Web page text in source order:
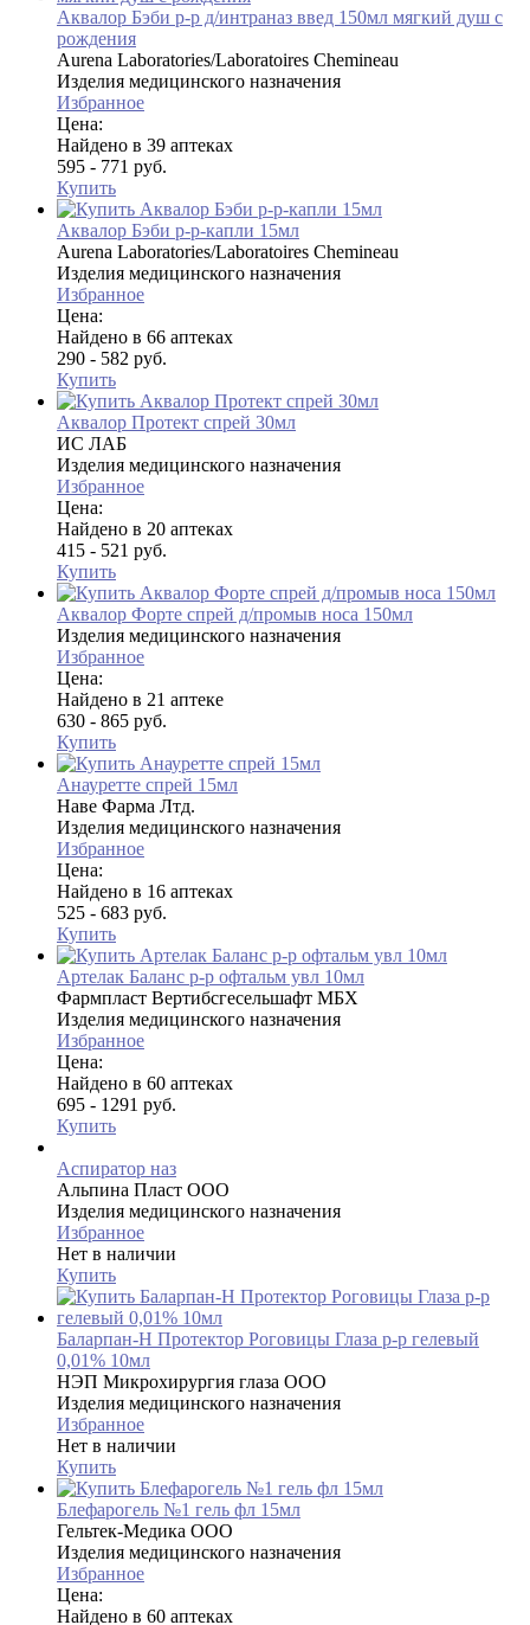
Аквалор Бэби р-р д/интраназ введ 150мл мягкий душ с
рождения
Aurena Laboratories/Laboratoires Chemineau
Изделия медицинского назначения
Избранное
Цена:
Найдено в 39 аптеках
595 - 771 руб.
Купить
Аквалор Бэби р-р-капли 15мл
Aurena Laboratories/Laboratoires Chemineau
Изделия медицинского назначения
Избранное
Цена:
Найдено в 66 аптеках
290 - 582 руб.
Купить
Аквалор Протект спрей 30мл
ИС ЛАБ
Изделия медицинского назначения
Избранное
Цена:
Найдено в 20 аптеках
415 - 521 руб.
Купить
Аквалор Форте спрей д/промыв носа 150мл
Изделия медицинского назначения
Избранное
Цена:
Найдено в 21 аптеке
630 - 865 руб.
Купить
Анауретте спрей 15мл
Наве Фарма Лтд.
Изделия медицинского назначения
Избранное
Цена:
Найдено в 16 аптеках
525 - 683 руб.
Купить
Артелак Баланс р-р офтальм увл 10мл
Фармпласт Вертибсгесельшафт МБХ
Изделия медицинского назначения
Избранное
Цена:
Найдено в 60 аптеках
695 - 1291 руб.
Купить
Аспиратор наз
Альпина Пласт ООО
Изделия медицинского назначения
Избранное
Нет в наличии
Купить
Баларпан-Н Протектор Роговицы Глаза р-р гелевый
0,01% 10мл
НЭП Микрохирургия глаза ООО
Изделия медицинского назначения
Избранное
Нет в наличии
Купить
Блефарогель №1 гель фл 15мл
Гельтек-Медика ООО
Изделия медицинского назначения
Избранное
Цена:
Найдено в 60 аптеках